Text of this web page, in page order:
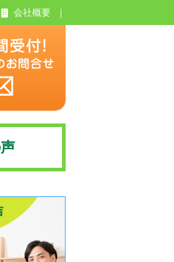
会社概要